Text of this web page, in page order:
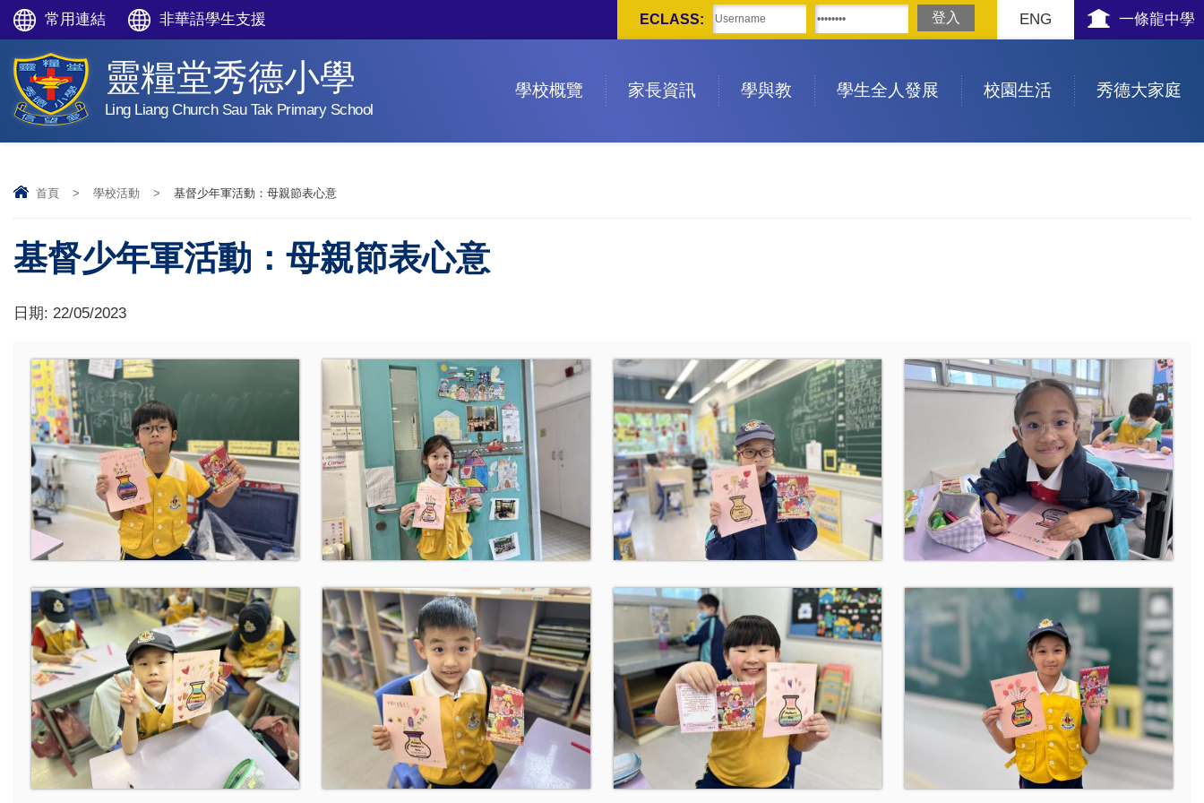
常用連結 非華語學生支援 一條龍中學
ENG
ECLASS:
靈糧堂秀德小學
Ling Liang Church Sau Tak Primary School
學校概覽 家長資訊 學與教 學生全人發展 校園生活 秀德大家庭
首頁 > 學校活動 > 基督少年軍活動：母親節表心意
基督少年軍活動：母親節表心意
日期: 22/05/2023